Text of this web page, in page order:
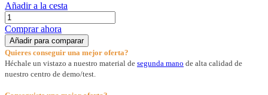
Añadir a la cesta
Comprar ahora
Añadir para comparar
Quieres conseguir una mejor oferta?
Héchale un vistazo a nuestro material de segunda mano de alta calidad de
nuestro centro de demo/test.